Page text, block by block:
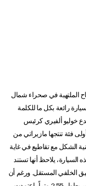
2+2 اسمها من الرياح الملتهبة في صحراء شمال
رائعة بكل ما للكلمة
خوليو ألفيري كرئيس
فئة تنتجها مازيراتي من
الشكل مع تقاطيع في غاية
السيارة، يلاحظ أنها تستند
الخلفي المستقل. ورغم أن